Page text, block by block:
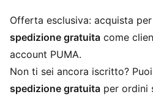
capo è realizzato con almeno
riciclato proveniente da rifiuti
Vestibilità aderente
Tricot
Offerta esclusiva: acquista
spedizione gratuita come
account PUMA.
Non ti sei ancora iscritto?
spedizione gratuita per ordini